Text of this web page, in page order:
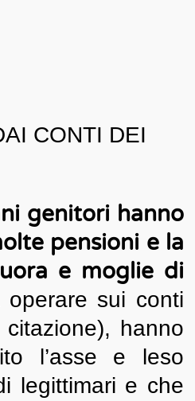
CONTI DEI
genitori hanno
pensioni e la
e moglie di
sui conti
hanno
l’asse e leso
legittimari e che